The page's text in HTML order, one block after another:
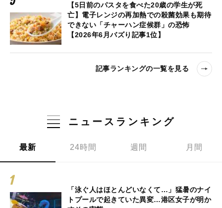
【5日前のパスタを食べた20歳の学生が死
亡】電子レンジの再加熱での殺菌効果も期待
できない「チャーハン症候群」の恐怖
【2026年6月バズり記事1位】
記事ランキングの一覧を見る
ニュースランキング
最新 24時間 週間 月間
「泳ぐ人はほとんどいなくて…」猛暑のナイ
トプールで起きていた異変…港区女子が明か